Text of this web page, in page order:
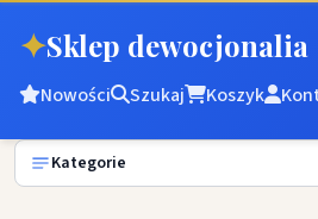
✦Sklep dewocjonalia
Nowości Szukaj Koszyk
Kategorie